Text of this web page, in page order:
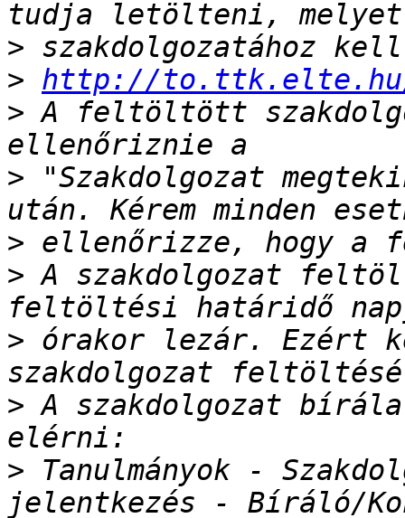
>
> http://to.ttk.elte.hu/
> A feltöltött
> "Szakdolgozat
>
> A szakdolgozat
> órakor lezár. Ezért
> A szakdolgozat
> Tanulmányok -